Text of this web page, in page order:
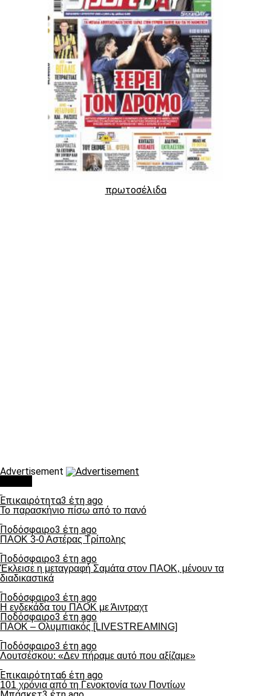
πρωτοσέλιδα
Advertisement
Επικαιρότητα3 έτη ago
Το παρασκήνιο πίσω από το πανό
Ποδόσφαιρο3 έτη ago
ΠΑΟΚ 3-0 Αστέρας Τρίπολης
Ποδόσφαιρο3 έτη ago
Έκλεισε η μεταγραφή Σαμάτα στον ΠΑΟΚ, μένουν τα
διαδικαστικά
Ποδόσφαιρο3 έτη ago
Η ενδεκάδα του ΠΑΟΚ με Άιντραχτ
Ποδόσφαιρο3 έτη ago
ΠΑΟΚ – Ολυμπιακός [LIVESTREAMING]
Ποδόσφαιρο3 έτη ago
Λουτσέσκου: «Δεν πήραμε αυτό που αξίζαμε»
Επικαιρότητα6 έτη ago
101 χρόνια από τη Γενοκτονία των Ποντίων